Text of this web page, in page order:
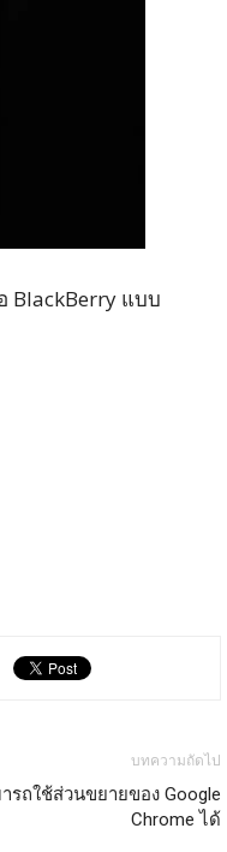
BlackBerry แบบ
บทความถัดไป
รถใช้ส่วนขยายของ Google
Chrome ได้